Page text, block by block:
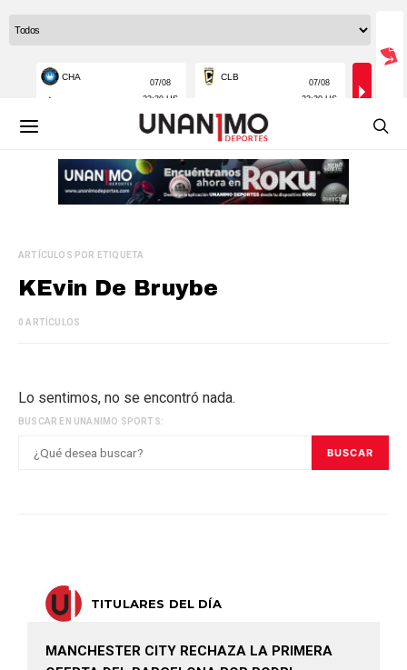
ARTÍCULOS POR ETIQUETA
KEvin De Bruybe
0 ARTÍCULOS
Lo sentimos, no se encontró nada.
BUSCAR EN UNANIMO SPORTS:
BUSCAR
TITULARES DEL DÍA
MANCHESTER CITY RECHAZA LA PRIMERA